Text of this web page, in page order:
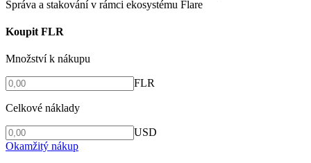
Správa a stakování v rámci ekosystému Flare
Koupit FLR
Množství k nákupu
FLR
Celkové náklady
USD
Okamžitý nákup